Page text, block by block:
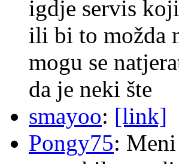
igdje servis
ili bi to možda
mogu se
da je neki šte
smayoo: [link]
Pongy75: